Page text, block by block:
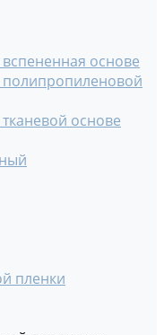
основе
полипропиленовой
основе
пленки